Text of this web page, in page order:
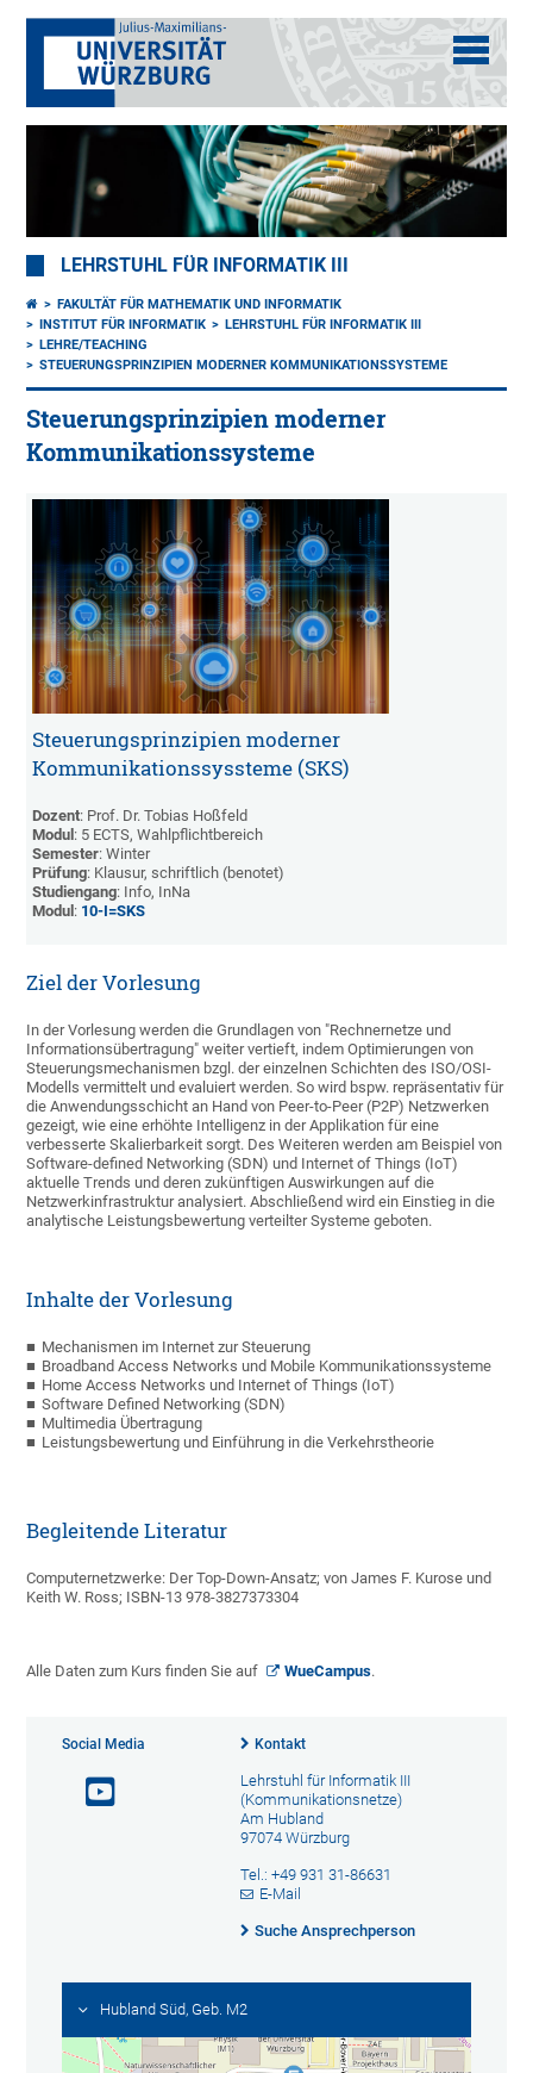
LEHRSTUHL FÜR INFORMATIK III
FAKULTÄT FÜR MATHEMATIK UND INFORMATIK
INSTITUT FÜR INFORMATIK
LEHRSTUHL FÜR INFORMATIK III
LEHRE/TEACHING
STEUERUNGSPRINZIPIEN MODERNER KOMMUNIKATIONSSYSTEME
Steuerungsprinzipien moderner
Kommunikationssysteme
Steuerungsprinzipien moderner
Kommunikationssyssteme (SKS)
Dozent: Prof. Dr. Tobias Hoßfeld
Modul : 5 ECTS, Wahlpflichtbereich
Semester: Winter
Prüfung: Klausur, schriftlich (benotet)
Studiengang: Info, InNa
Modul : 10-I=SKS
Ziel der Vorlesung
In der Vorlesung werden die Grundlagen von "Rechnernetze und
Informationsübertragung" weiter vertieft, indem Optimierungen von
Steuerungsmechanismen bzgl. der einzelnen Schichten des ISO/OSI-
Modells vermittelt und evaluiert werden. So wird bspw. repräsentativ für
die Anwendungsschicht an Hand von Peer-to-Peer (P2P) Netzwerken
gezeigt, wie eine erhöhte Intelligenz in der Applikation für eine
verbesserte Skalierbarkeit sorgt. Des Weiteren werden am Beispiel von
Software-defined Networking (SDN) und Internet of Things (IoT)
aktuelle Trends und deren zukünftigen Auswirkungen auf die
Netzwerkinfrastruktur analysiert. Abschließend wird ein Einstieg in die
analytische Leistungsbewertung verteilter Systeme geboten.
Inhalte der Vorlesung
Mechanismen im Internet zur Steuerung
Broadband Access Networks und Mobile Kommunikationssysteme
Home Access Networks und Internet of Things (IoT)
Software Defined Networking (SDN)
Multimedia Übertragung
Leistungsbewertung und Einführung in die Verkehrstheorie
Begleitende Literatur
Computernetzwerke: Der Top-Down-Ansatz; von James F. Kurose und
Keith W. Ross; ISBN-13 978-3827373304
Alle Daten zum Kurs finden Sie auf WueCampus.
Social Media Kontakt
Lehrstuhl für Informatik III
(Kommunikationsnetze)
Am Hubland
97074 Würzburg
Tel.: +49 931 31-86631
E-Mail
Suche Ansprechperson
Hubland Süd, Geb. M2